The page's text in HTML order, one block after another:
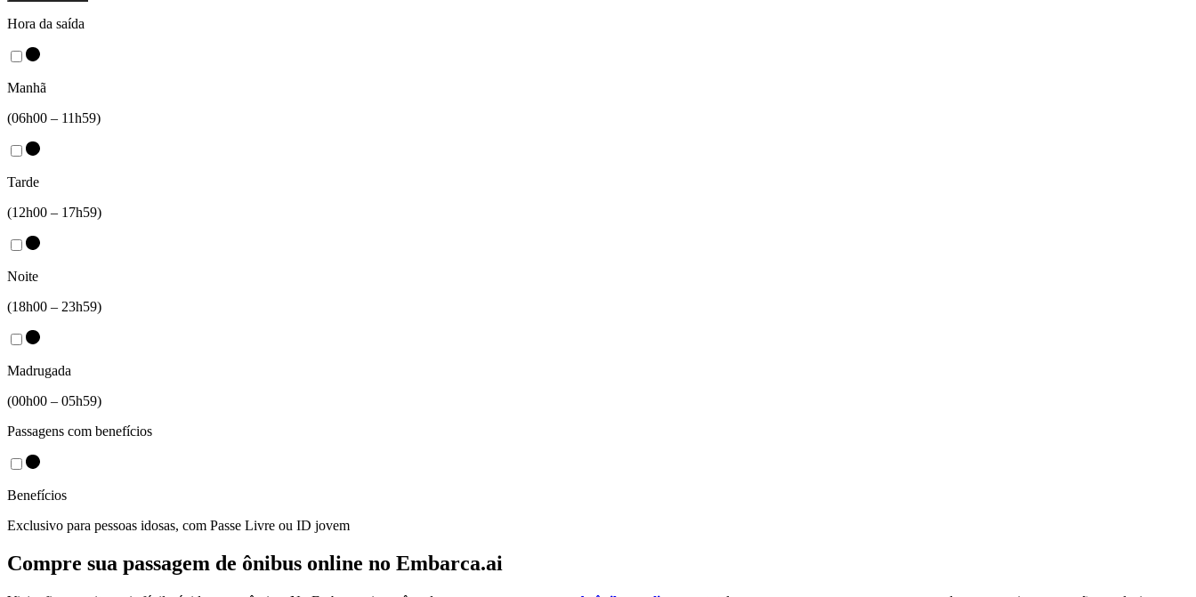
Hora da saída
Manhã
(06h00 – 11h59)
Tarde
(12h00 – 17h59)
Noite
(18h00 – 23h59)
Madrugada
(00h00 – 05h59)
Passagens com benefícios
Benefícios
Exclusivo para pessoas idosas, com Passe Livre ou ID jovem
Compre sua passagem de ônibus online no Embarca.ai